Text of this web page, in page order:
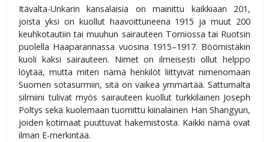
Itävalta-Unkarin kansalaisia on mainittu kaikkiaan 201,
joista yksi on kuollut haavoittuneena 1915 ja muut 200
keuhkotautiin tai muuhun sairauteen Torniossa tai Ruotsin
puolella Haaparannassa vuosina 1915–1917. Böömistäkin
kuoli kaksi sairauteen. Nimet on ilmeisesti ollut helppo
löytää, mutta miten nämä henkilöt liittyivät nimenomaan
Suomen sotasurmiin, sitä on vaikea ymmärtää. Sattumalta
silmiini tulivat myös sairauteen kuollut turkkilainen Joseph
Poltys sekä kuolemaan tuomittu kiinalainen Han Shangyun,
joiden kotimaat puuttuvat hakemistosta. Kaikki nämä ovat
ilman E-merkintää.